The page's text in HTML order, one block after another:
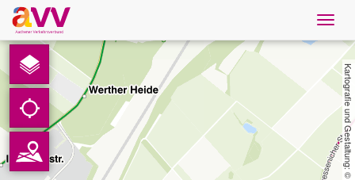
Deutsch
Downloads
Kontakt Kartografie und Gestaltung: ©